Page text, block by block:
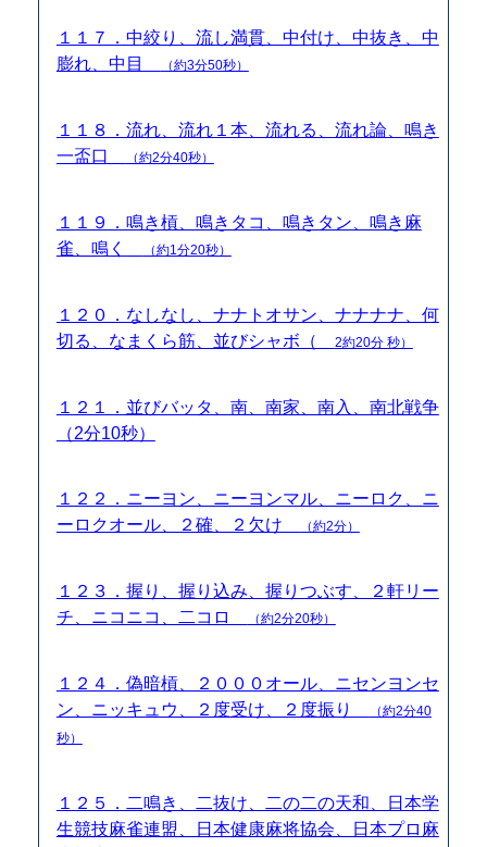
１１７．中絞り、流し満貫、中付け、中抜き、中
膨れ、中目
（約3分50秒）
１１８．流れ、流れ１本、流れる、流れ論、鳴き
一盃口
（約2分40秒）
１１９．鳴き槓、鳴きタコ、鳴きタン、鳴き麻
雀、鳴く
（約1分20秒）
１２０．なしなし、ナナトオサン、ナナナナ、何
切る、なまくら筋、並びシャボ（
2約20分 秒）
１２１．並びバッタ、南、南家、南入、南北戦争
（2分10秒）
１２２．ニーヨン、ニーヨンマル、ニーロク、ニ
ーロクオール、２確、２欠け
（約2分）
１２３．握り、握り込み、握りつぶす、２軒リー
チ、ニコニコ、二コロ
（約2分20秒）
１２４．偽暗槓、２０００オール、ニセンヨンセ
ン、ニッキュウ、２度受け、２度振り
（約2分40
秒）
１２５．二鳴き、二抜け、二の二の天和、日本学
生競技麻雀連盟、日本健康麻将協会、日本プロ麻